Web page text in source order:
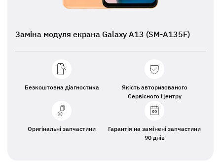
Заміна модуля екрана Galaxy A13 (SM-A135F)
Безкоштовна діагностика
Якість авторизованого
Сервісного Центру
Оригінальні запчастини
Гарантія на замінені запчастини
90 днів